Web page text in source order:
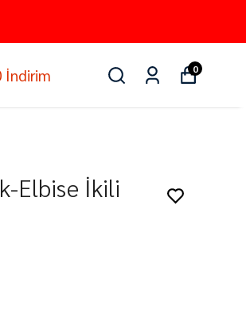
İndirim 0
Elbise İkili